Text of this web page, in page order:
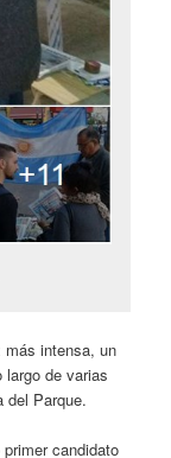
más intensa, un
largo de varias
del Parque.
candidato